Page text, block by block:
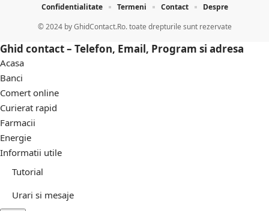
© 2024 byGhidContact.Ro. toate drepturile sunt rezervate
Confidentialitate Termeni Contact Despre
Ghid contact – Telefon, Email, Program si adresa
Acasa
Banci
Comert online
Curierat rapid
Farmacii
Energie
Informatii utile
Tutorial
Urari si mesaje